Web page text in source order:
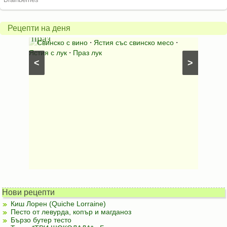
Рецепти на деня
>
<
Свинско
с
праз
Свинско с вино ⋅ Ястия със свинско месо ⋅
Ястия с лук ⋅ Праз лук
с
яйца
Нови рецепти
Киш Лорен (Quiche Lorraine)
Песто от левурда, копър и магданоз
Бързо бутер тесто